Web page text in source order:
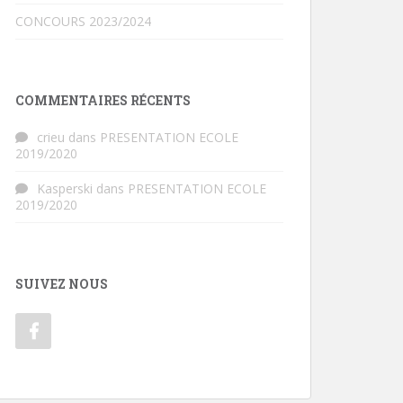
CONCOURS 2023/2024
COMMENTAIRES RÉCENTS
crieu dans PRESENTATION ECOLE
2019/2020
Kasperski dans PRESENTATION ECOLE
2019/2020
SUIVEZ NOUS